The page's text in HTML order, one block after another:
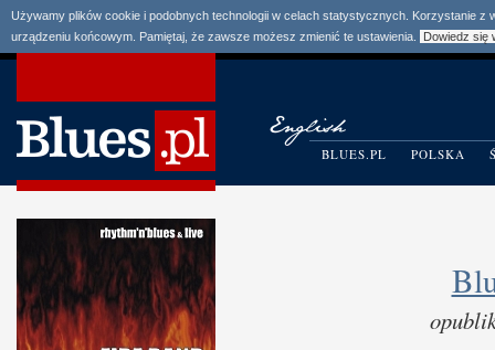
Używamy plików cookie i podobnych technologii w celach statystycznych. Korzystanie
urządzeniu końcowym. Pamiętaj, że zawsze możesz zmienić te ustawienia.
Dowiedz się
BLUES.PL POLSKA